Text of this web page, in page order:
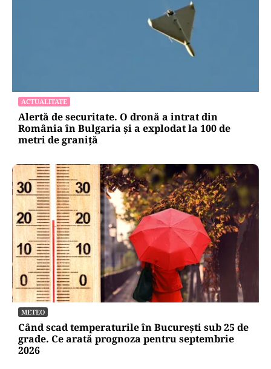
ACTUALITATE
Alertă de securitate. O dronă a intrat din
România în Bulgaria şi a explodat la 100 de
metri de graniţă
METEO
Când scad temperaturile în București sub 25 de
grade. Ce arată prognoza pentru septembrie
2026